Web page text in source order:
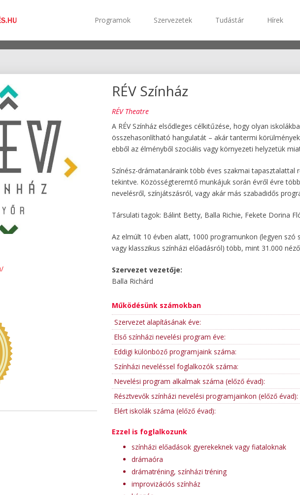
Programok Szervezetek Tudástár Hírek
RÉV Színház
RÉV Theatre
A RÉV Színház elsődleges célkitűzése, hogy olyan
összehasonlítható hangulatát – akár tantermi
ebből az élményből szociális vagy környezeti helyzetük
Színész-drámatanáraink több éves szakmai
tekintve. Közösségteremtő munkájuk során évről évre
nevelésről, színjátszásról, vagy akár más szabadidős
Társulati tagok: Bálint Betty, Balla Richie, Fekete Dorina
Az elmúlt 10 évben alatt, 1000 programunkon (legyen szó
vagy klasszikus színházi előadásról) több, mint 31.000
Szervezet vezetője:
Balla Richárd
Működésünk számokban
Szervezet alapításának éve:
Első színházi nevelési program éve:
Eddigi különböző programjaink száma:
Színházi neveléssel foglalkozók száma:
Nevelési program alkalmak száma (előző évad):
Résztvevők színházi nevelési programjainkon (előző évad):
Elért iskolák száma (előző évad):
Ezzel is foglalkozunk
színházi előadások gyerekeknek vagy fiataloknak
drámaóra
drámatréning, színházi tréning
improvizációs színház